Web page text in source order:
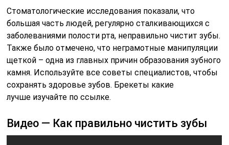
Стоматологические исследования показали, что
большая часть людей, регулярно сталкивающихся с
заболеваниями полости рта, неправильно чистит зубы.
Также было отмечено, что неграмотные манипуляции
щеткой – одна из главных причин образования зубного
камня. Используйте все советы специалистов, чтобы
сохранять здоровье зубов. Брекеты какие
лучше изучайте по ссылке.
Видео — Как правильно чистить зубы